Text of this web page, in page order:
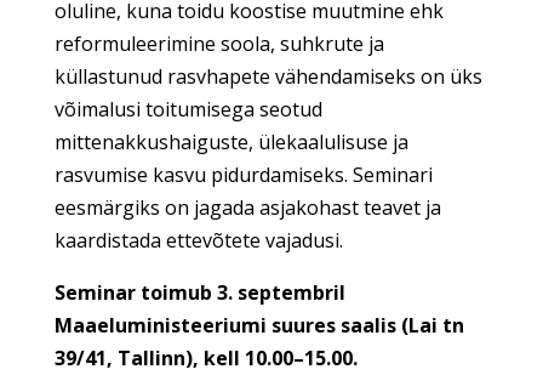
oluline, kuna toidu koostise muutmine ehk
reformuleerimine soola, suhkrute ja
küllastunud rasvhapete vähendamiseks on üks
võimalusi toitumisega seotud
mittenakkushaiguste, ülekaalulisuse ja
rasvumise kasvu pidurdamiseks. Seminari
eesmärgiks on jagada asjakohast teavet ja
kaardistada ettevõtete vajadusi.
Seminar toimub 3. septembril
Maaeluministeeriumi suures saalis (Lai tn
39/41, Tallinn), kell 10.00–15.00.